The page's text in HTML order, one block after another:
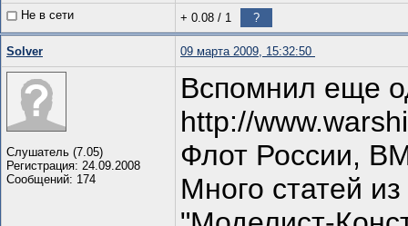
Не в сети + 0.08 / 1 ?
Solver 09 марта 2009, 15:32:50
Слушатель (7.05)
Регистрация: 24.09.2008
Сообщений: 174
Вспомнил еще
http://
Флот России,
Много статей